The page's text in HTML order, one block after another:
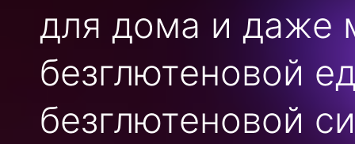
для дома и даже
безглютеновой
безглютеновой